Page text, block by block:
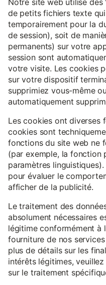
de petits fichiers texte
temporairement pour la
de session), soit de
permanents) sur votre
session sont
votre visite. Les cookies
sur votre dispositif
supprimiez vous-même
automatiquement
Les cookies ont diverses
cookies sont
fonctions du site web ne
(par exemple, la fonction
paramètres
pour évaluer le
afficher de la publicité.
Le traitement des
absolument nécessaires
légitime conformément à
fourniture de nos
plus de détails sur les
intérêts légitimes,
sur le traitement